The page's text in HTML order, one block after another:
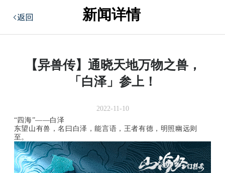
 新闻详情
【异兽传】通晓天地万物之兽，
「白泽」参上！
2022-11-10
“四海”——白泽
东望山有兽，名曰白泽，能言语，王者有德，明照幽远则
至。